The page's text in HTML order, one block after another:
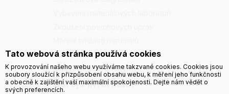
Měření ostatních veličin
Kalibrační prostředky
Zdroje informací
Tato webová stránka používá cookies
K provozování našeho webu využíváme takzvané cookies. Cookies jsou
soubory sloužící k přizpůsobení obsahu webu, k měření jeho funkčnosti
a obecně k zajištění vaší maximální spokojenosti. Dejte nám vědět o
svých preferencích.